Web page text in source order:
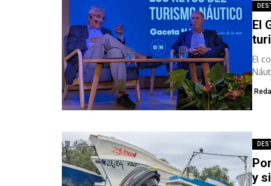
El
El
y